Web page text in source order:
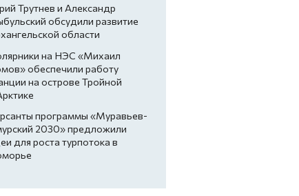
Трутнев и Александр
обсудили развитие
области
на НЭС «Михаил
обеспечили работу
на острове Тройной
программы «Муравьев-
2030» предложили
для роста турпотока в